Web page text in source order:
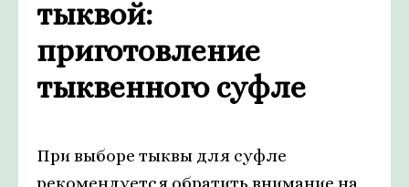
тыквой:
приготовление
тыквенного суфле
При выборе тыквы для суфле